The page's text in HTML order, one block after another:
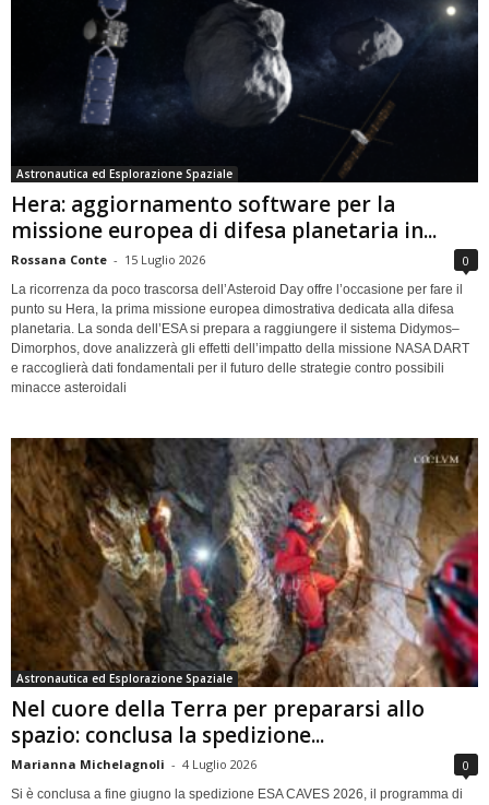
Astronautica ed Esplorazione Spaziale
Hera: aggiornamento software per la
missione europea di difesa planetaria in...
Rossana Conte - 15 Luglio 2026 0
La ricorrenza da poco trascorsa dell’Asteroid Day offre l’occasione per fare il
punto su Hera, la prima missione europea dimostrativa dedicata alla difesa
planetaria. La sonda dell’ESA si prepara a raggiungere il sistema Didymos–
Dimorphos, dove analizzerà gli effetti dell’impatto della missione NASA DART
e raccoglierà dati fondamentali per il futuro delle strategie contro possibili
minacce asteroidali
Astronautica ed Esplorazione Spaziale
Nel cuore della Terra per prepararsi allo
spazio: conclusa la spedizione...
Marianna Michelagnoli - 4 Luglio 2026 0
Si è conclusa a fine giugno la spedizione ESA CAVES 2026, il programma di